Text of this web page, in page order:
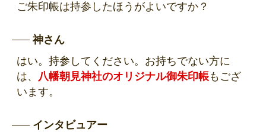
ご朱印帳は持参したほうがよいですか？
神さん
はい。持参してください。お持ちでない方に
は、 八幡朝見神社のオリジナル御朱印帳もござ
います。
インタビュアー